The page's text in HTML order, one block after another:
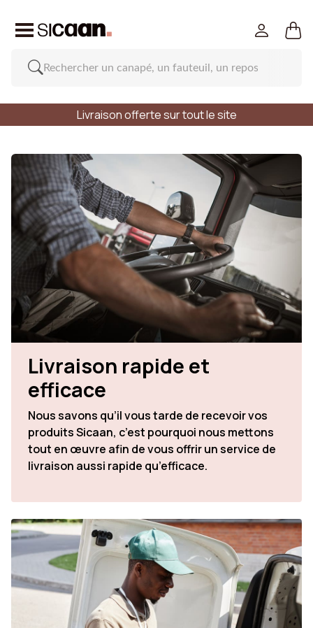
Livraison offerte sur tout le site
Livraison rapide et
efficace
Nous savons qu’il vous tarde de recevoir vos
produits Sicaan, c’est pourquoi nous mettons
tout en œuvre afin de vous offrir un service de
livraison aussi rapide qu’efficace.